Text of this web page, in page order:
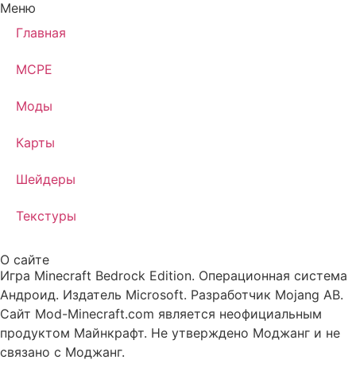
Меню
Главная
MCPE
Моды
Карты
Шейдеры
Текстуры
О сайте
Игра Minecraft Bedrock Edition. Операционная система
Андроид. Издатель Microsoft. Разработчик Mojang AB.
Сайт Mod-Minecraft.com является неофициальным
продуктом Майнкрафт. Не утверждено Моджанг и не
связано с Моджанг.